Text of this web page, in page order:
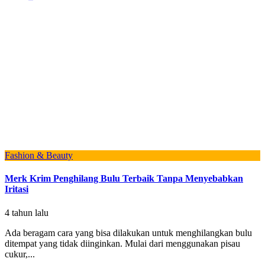
Fashion & Beauty
Merk Krim Penghilang Bulu Terbaik Tanpa Menyebabkan
Iritasi
4 tahun lalu
Ada beragam cara yang bisa dilakukan untuk menghilangkan bulu
ditempat yang tidak diinginkan. Mulai dari menggunakan pisau
cukur,...